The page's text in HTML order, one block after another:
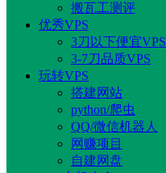
搬瓦工测评
优秀VPS
3刀以下便宜VPS
3-7刀品质VPS
玩转VPS
搭建网站
python/爬虫
QQ/微信机器人
网赚项目
自建网盘